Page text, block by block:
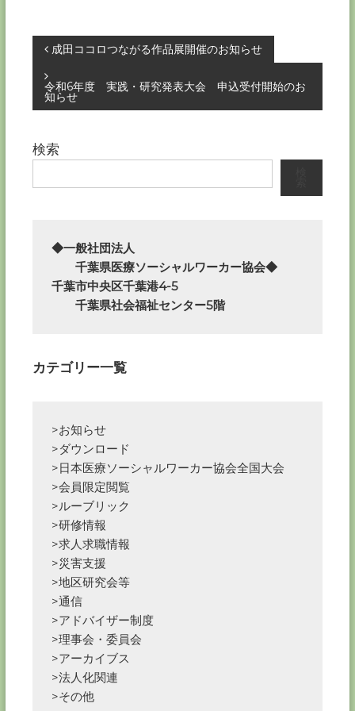
投
稿
ビ
ゲ
成田ココロつながる作品展開催のお知らせ
令和6年度 実践・研究発表大会 申込受付開始のお
知らせ
検索
◆一般社団法人
千葉県医療ソーシャルワーカー協会◆
千葉市中央区千葉港4-5
千葉県社会福祉センター5階
カテゴリー一覧
>お知らせ
>ダウンロード
>日本医療ソーシャルワーカー協会全国大会
>会員限定閲覧
>ルーブリック
>研修情報
>求人求職情報
>災害支援
>地区研究会等
>通信
>アドバイザー制度
>理事会・委員会
>アーカイブス
>法人化関連
>その他